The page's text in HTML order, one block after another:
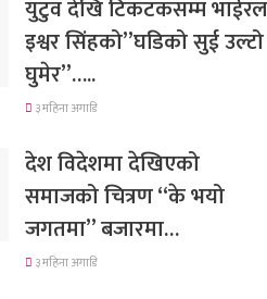
युटुव देखि टिकटकसम्म भाईरल
इश्वर सिंहको”घडिको सुई उल्टो
घुमेर”…..
३ महिना अगाडि
देश विदेशमा देखिएको
समाजको चित्रण “के भयो
जगतमा” बजारमा…
३ महिना अगाडि